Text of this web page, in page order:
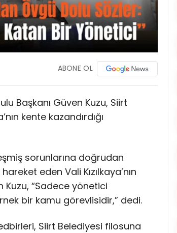
ABONE OL
Başkanı Güven Kuzu, Siirt
kente kazandırdığı
sorunlarına doğrudan
eden Vali Kızılkaya’nın
“Sadece yönetici
bir kamu görevlisidir,” dedi.
Siirt Belediyesi filosuna